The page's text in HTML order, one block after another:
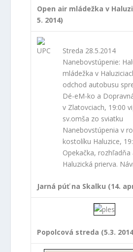
Open air mládežka v
5. 2014)
Streda 28.5.2014
Nanebovstúpenie:
mládežka v
odchod autobusu
Dé-eM-ko a
v Zlatovciach, 19:00
sv.omša zo sviatku
Nanebovstúpenia v
kostolíku Haluzice,
Opekačka, rozhľadňa
Haluzická prierva.
Jarná púť na Skalku (14.
Popolcová streda (5.3.